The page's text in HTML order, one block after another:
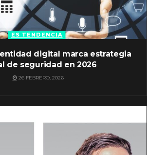
ES TENDENCIA
digital marca estrategia
de seguridad en 2026
26 FEBRERO, 2026